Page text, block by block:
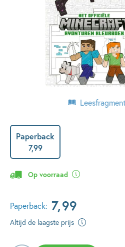
Paperback
7,99
Op voorraad
Paperback: 7,99
Altijd de laagste prijs